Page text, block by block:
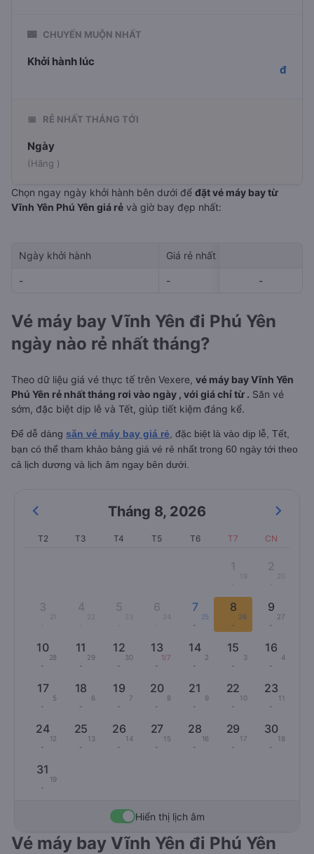
🌃 CHUYẾN MUỘN NHẤT
Khởi hành lúc
đ
📅 RẺ NHẤT THÁNG TỚI
Ngày
(Hãng )
Chọn ngay ngày khởi hành bên dưới để đặt vé máy bay từ
Vĩnh Yên Phú Yên giá rẻ và giờ bay đẹp nhất:
Ngày khởi hành Giá rẻ nhất
- - -
-
Vé máy bay Vĩnh Yên đi Phú Yên
ngày nào rẻ nhất tháng?
Theo dữ liệu giá vé thực tế trên Vexere, vé máy bay Vĩnh Yên
Phú Yên rẻ nhất tháng rơi vào ngày , với giá chỉ từ . Săn vé
sớm, đặc biệt dịp lễ và Tết, giúp tiết kiệm đáng kể.
Để dễ dàng săn vé máy bay giá rẻ , đặc biệt là vào dịp lễ, Tết,
bạn có thể tham khảo bảng giá vé rẻ nhất trong 60 ngày tới theo
cả lịch dương và lịch âm ngay bên dưới.
Tháng 8, 2026
T2 T3 T4 T5 T6 T7 CN
1
19
2
3
21
4 5 6
24
7
25
-
8
26
-
9
27
-
10
28
-
11
29
-
12
30
-
13
1/7
-
14
2
-
15
3
-
16
4
-
17
5
-
18
6
-
19
7
-
20
8
-
21
9
-
22
10
-
23
11
-
24
12
-
25
13
-
26
14
-
27
15
-
28
16
-
29
17
-
30
18
-
31
19
-
Hiển thị lịch âm
Vé máy bay Vĩnh Yên đi Phú Yên